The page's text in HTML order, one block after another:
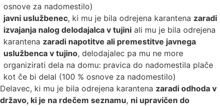
osnove za nadomestilo)
javni uslužbenec, ki mu je bila odrejena karantena zaradi
izvajanja nalog delodajalca v tujini ali mu je bila odrejena
karantena zaradi napotitve ali premestitve javnega
uslužbenca v tujino, delodajalec pa mu ne more
organizirati dela na domu: pravica do nadomestila plače
kot če bi delal (100 % osnove za nadomestilo)
Delavec, ki mu je bila odrejena karantena zaradi odhoda v
državo, ki je na rdečem seznamu, ni upravičen do